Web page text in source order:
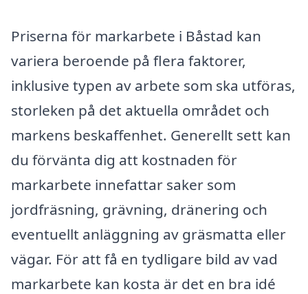
Priserna för markarbete i Båstad kan
variera beroende på flera faktorer,
inklusive typen av arbete som ska utföras,
storleken på det aktuella området och
markens beskaffenhet. Generellt sett kan
du förvänta dig att kostnaden för
markarbete innefattar saker som
jordfräsning, grävning, dränering och
eventuellt anläggning av gräsmatta eller
vägar. För att få en tydligare bild av vad
markarbete kan kosta är det en bra idé